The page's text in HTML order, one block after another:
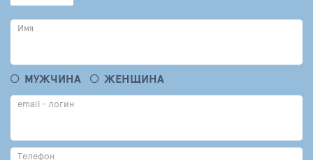
Имя
МУЖЧИНА ЖЕНЩИНА
email - логин
Телефон